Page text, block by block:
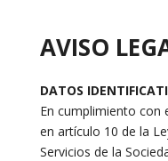
AVISO
DATOS
En cumplimiento con
en artículo 10 de la
Servicios de la